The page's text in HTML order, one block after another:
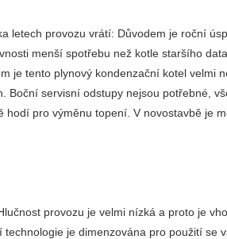
letech provozu vrátí: Důvodem je roční
menší spotřebu než kotle staršího
je tento plynový kondenzační kotel velmi
Boční servisní odstupy nejsou potřebné,
pro výměnu topení. V novostavbě je
provozu je velmi nízká a proto je
je dimenzována pro použití se